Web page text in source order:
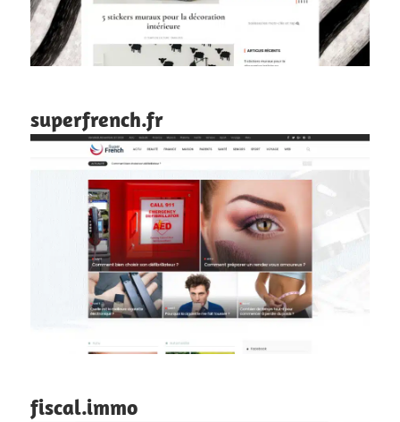
superfrench.fr
fiscal.immo